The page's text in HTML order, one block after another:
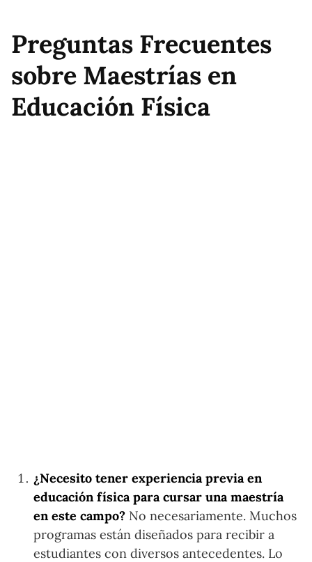
Preguntas Frecuentes
sobre Maestrías en
Educación Física
¿Necesito tener experiencia previa en
educación física para cursar una maestría
en este campo? No necesariamente. Muchos
programas están diseñados para recibir a
estudiantes con diversos antecedentes. Lo